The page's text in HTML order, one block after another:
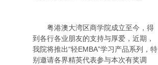
粤港澳大湾区商学院成立至今，得
到各行各业朋友的支持与厚爱，近期，
我院将推出“轻EMBA”学习产品系列，特
别邀请各界精英代表参与本次有奖调